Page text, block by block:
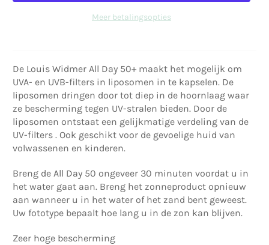
Meer betalingsopties
De Louis Widmer All Day 50+ maakt het mogelijk om
UVA- en UVB-filters in liposomen in te kapselen. De
liposomen dringen door tot diep in de hoornlaag waar
ze bescherming tegen UV-stralen bieden. Door de
liposomen ontstaat een gelijkmatige verdeling van de
UV-filters . Ook geschikt voor de gevoelige huid van
volwassenen en kinderen.
Breng de All Day 50 ongeveer 30 minuten voordat u in
het water gaat aan. Breng het zonneproduct opnieuw
aan wanneer u in het water of het zand bent geweest.
Uw fototype bepaalt hoe lang u in de zon kan blijven.
Zeer hoge bescherming